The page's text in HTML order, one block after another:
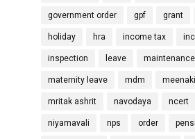
government order gpf grant
holiday hra income tax
inspection leave maintenance
maternity leave mdm
mritak ashrit navodaya ncert
niyamavali nps order